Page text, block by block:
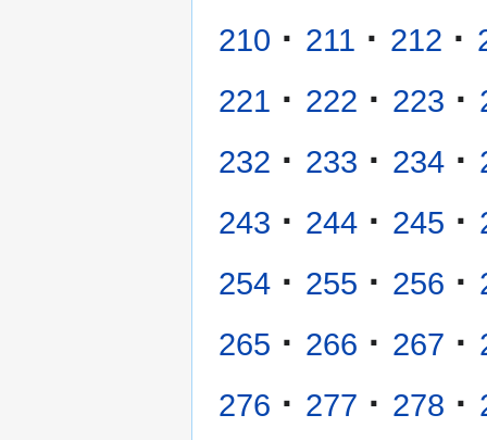
210 · 211 · 212 ·
221 · 222 · 223 ·
232 · 233 · 234 ·
243 · 244 · 245 ·
254 · 255 · 256 ·
265 · 266 · 267 ·
276 · 277 · 278 ·